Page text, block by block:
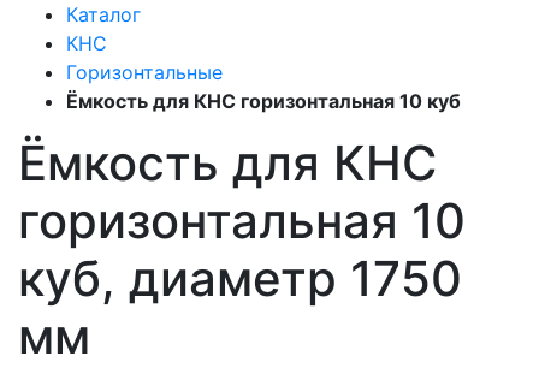
Каталог
КНС
Горизонтальные
Ёмкость для КНС горизонтальная 10 куб
Ёмкость для КНС
горизонтальная 10
куб, диаметр 1750
мм